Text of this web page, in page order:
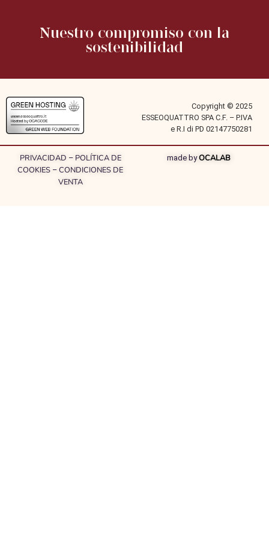
Nuestro compromiso con la
sostenibilidad
Copyright © 2025
ESSEOQUATTRO SPA C.F. – P.IVA
e R.I di PD 02147750281
PRIVACIDAD – POLÍTICA DE
COOKIES – CONDICIONES DE
VENTA
made byOCALAB